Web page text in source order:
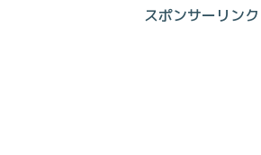
スポンサーリンク